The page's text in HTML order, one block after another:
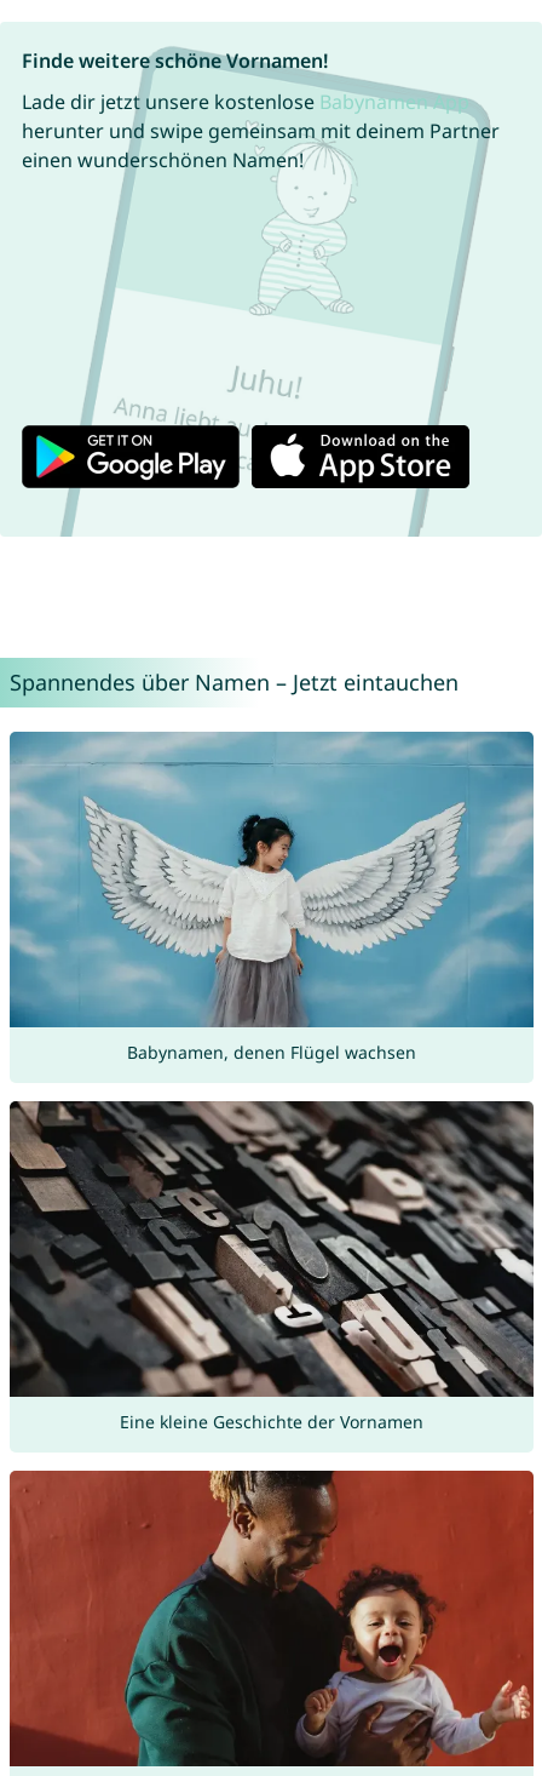
Finde weitere schöne Vornamen!
Lade dir jetzt unsere kostenlose Babynamen App
herunter und swipe gemeinsam mit deinem Partner
einen wunderschönen Namen!
Spannendes über Namen – Jetzt eintauchen
Babynamen, denen Flügel wachsen
Eine kleine Geschichte der Vornamen